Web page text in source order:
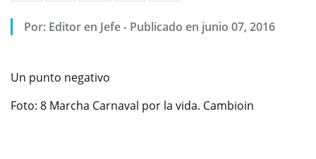
Por: Editor en Jefe - Publicado en junio 07, 2016
Un punto negativo
Foto: 8 Marcha Carnaval por la vida. Cambioin